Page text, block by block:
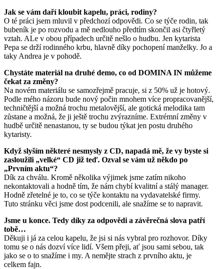
Jak se vám daří kloubit kapelu, práci, rodiny?
O té práci jsem mluvil v předchozí odpovědi. Co se týče rodin, tak
bubeník je po rozvodu a mě nedlouho předtím skončil asi čtyřletý
vztah. ALe v obou případech určitě nešlo o hudbu. Jen kytarista
Pepa se drží rodinného krbu, hlavně díky pochopení manželky. Jo a
taky Andrea je v pohodě.
Chystáte materiál na druhé demo, co od DOMINA IN můžeme
čekat za změny?
Na novém materiálu se samozřejmě pracuje, si z 50% už je hotový.
Podle mého názoru bude nový počin mnohem více propracovanější,
techničtější a možná trochu metalovější, ale gotická melodika tam
zůstane a možná, že ji ještě trochu zvýrazníme. Extrémní změny v
hudbě určitě nenastanou, ty se budou týkat jen postu druhého
kytaristy.
Když slyším některé nesmysly z CD, napadá mě, že vy byste si
zasloužili „velké“ CD již teď. Ozval se vám už někdo po
„Prvním aktu“?
Dík za chválu. Kromě několika výjimek jsme zatím nikoho
nekontaktovali a hodně tím, že nám chybí kvalitní a stálý manager.
Hodně zřetelné je to, co se týče kontaktu na vydavatelské firmy.
Tuto stránku věci jsme dost podcenili, ale snažíme se to napravit.
Jsme u konce. Tedy díky za odpovědi a závěrečná slova patří
tobě…
Děkuji i já za celou kapelu, že jsi si nás vybral pro rozhovor. Díky
tomu se o nás dozví více lidí. Všem přeji, ať jsou sami sebou, tak
jako se o to snažíme i my. A nemějte strach z prvního aktu, je
celkem fajn.